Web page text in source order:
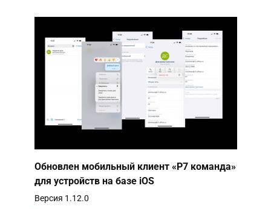
Обновлен мобильный клиент «Р7 команда»
для устройств на базе iOS
Версия 1.12.0